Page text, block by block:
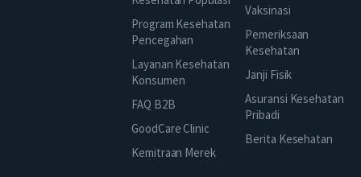
Program Kesehatan
Pencegahan
Layanan Kesehatan
Konsumen
FAQ B2B
GoodCare Clinic
Kemitraan Merek
Vaksinasi
Pemeriksaan
Kesehatan
Janji Fisik
Asuransi Kesehatan
Pribadi
Berita Kesehatan